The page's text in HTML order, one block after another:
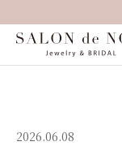
2026.06.08